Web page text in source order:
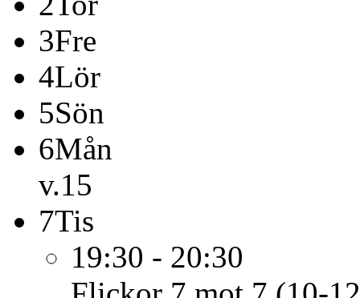
3Fre
4Lör
5Sön
6Mån
v.15
7Tis
19:30 - 20:30